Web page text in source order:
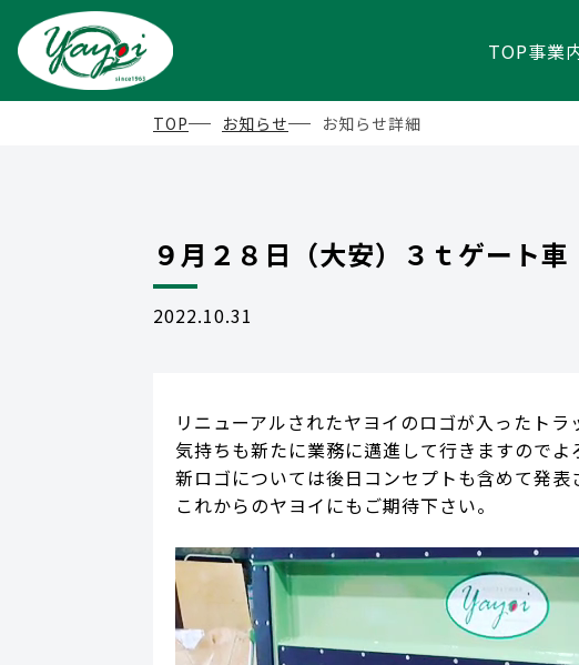
TOP事業
TOP お知らせ お知らせ詳細
９月２８日（大安）３ｔゲート車
2022.10.31
リニューアルされたヤヨイのロゴが入ったトラ
気持ちも新たに業務に邁進して行きますのでよ
新ロゴについては後日コンセプトも含めて発表
これからのヤヨイにもご期待下さい。